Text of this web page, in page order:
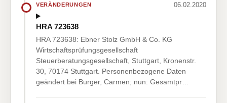
VERÄNDERUNGEN 06.02.2020
HRA 723638
HRA 723638: Ebner Stolz GmbH & Co. KG
Wirtschaftsprüfungsgesellschaft
Steuerberatungsgesellschaft, Stuttgart, Kronenstr.
30, 70174 Stuttgart. Personenbezogene Daten
geändert bei Burger, Carmen; nun: Gesamtpr…